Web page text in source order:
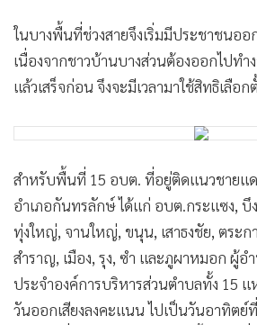
ในบางพื้นที่ช่วงสายจึงเริ่มมีประชาชนอ
เนื่องจากชาวบ้านบางส่วนต้องออกไปทำ
แล้วเสร็จก่อน จึงจะมีเวลามาใช้สิทธิเลือก
สำหรับพื้นที่ 15 อบต. ที่อยู่ติดแนวชายแ
อำเภอกันทรลักษ์ ได้แก่ อบต.กระแซง, บึง
ทุ่งใหญ่, จานใหญ่, ขนุน, เสาธงชัย, ตระก
สำราญ, เมือง, รุง, ซำ และภูผาหมอก ผู้อ
ประจำองค์การบริหารส่วนตำบลทั้ง 15 แ
วันออกเสียงลงคะแนน ไปเป็นวันอาทิตย์